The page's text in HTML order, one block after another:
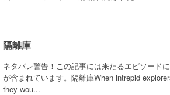
隔離庫
ネタバレ警告！この記事には来たるエピソード
が含まれています。隔離庫When intrepid
they wou...